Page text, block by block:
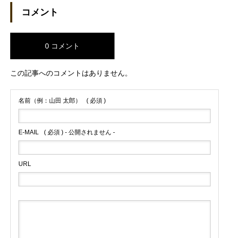
コメント
0 コメント
この記事へのコメントはありません。
名前（例：山田 太郎） ( 必須 )
E-MAIL ( 必須 ) - 公開されません -
URL